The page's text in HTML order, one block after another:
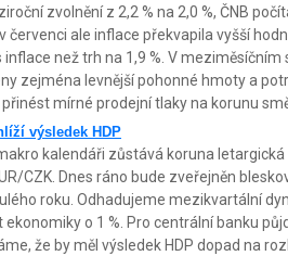
zvolnění z 2,2 % na 2,0 %, ČNB
červenci ale inflace překvapila vyšší
než trh na 1,9 %. V
zejména levnější pohonné hmoty a
mírné prodejní tlaky na korunu
výsledek HDP
kalendáři zůstává koruna
CZK. Dnes ráno bude zveřejněn
roku. Odhadujeme mezikvartální
o 1 %. Pro centrální banku
že by měl výsledek HDP dopad na